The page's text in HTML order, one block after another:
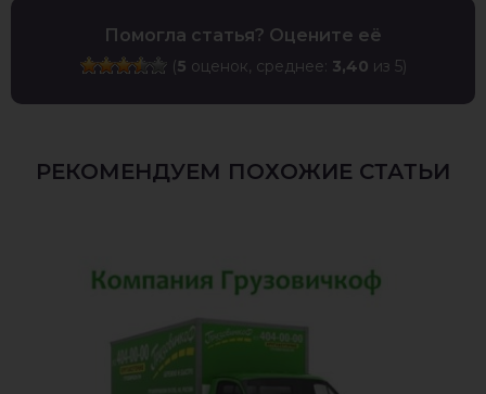
Помогла статья? Оцените её
(5 оценок, среднее: 3,40 из 5)
РЕКОМЕНДУЕМ ПОХОЖИЕ СТАТЬИ